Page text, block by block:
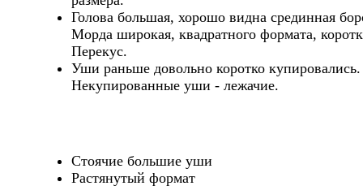
Голова большая, хорошо видна срединная
Морда широкая, квадратного формата,
Перекус.
Уши раньше довольно коротко купировались.
Некупированные уши - лежачие.
Стоячие большие уши
Растянутый формат